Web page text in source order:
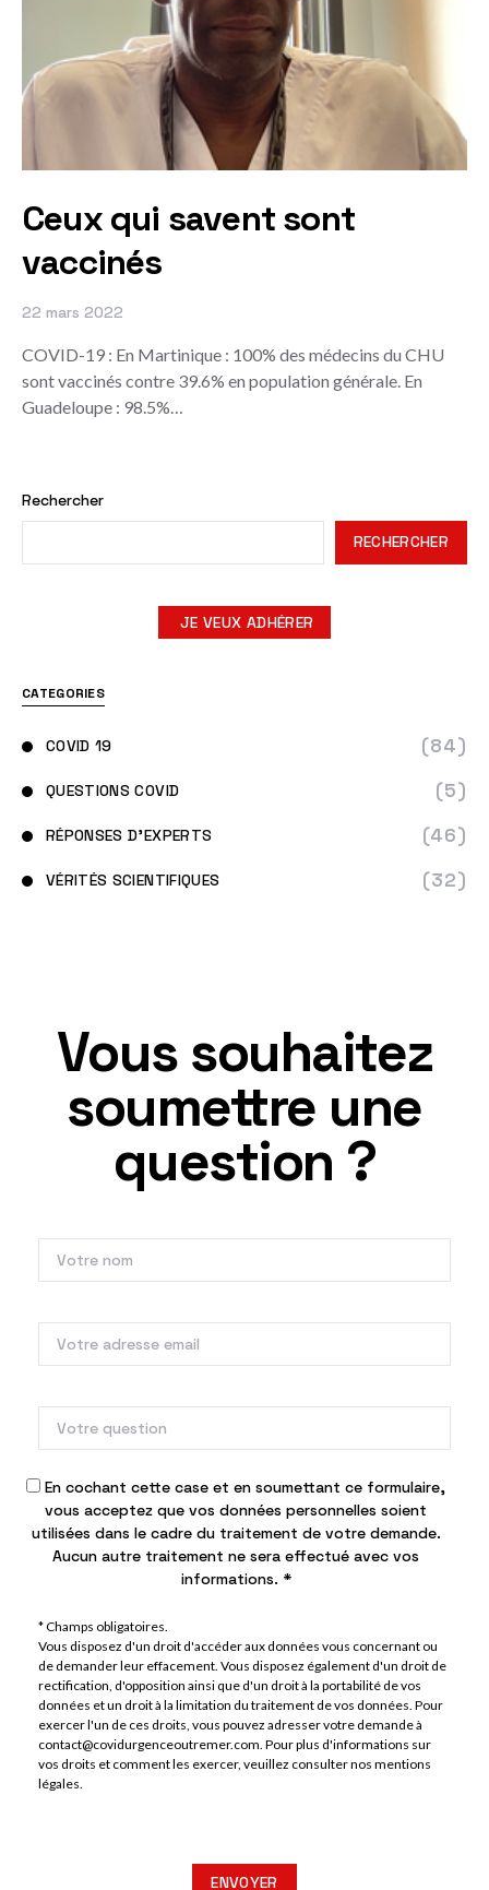
Ceux qui savent sont
vaccinés
22 mars 2022
COVID-19 : En Martinique : 100% des médecins du CHU
sont vaccinés contre 39.6% en population générale. En
Guadeloupe : 98.5%…
Rechercher
RECHERCHER
JE VEUX ADHÉRER
CATEGORIES
COVID 19 (84)
QUESTIONS COVID (5)
RÉPONSES D'EXPERTS (46)
VÉRITÉS SCIENTIFIQUES (32)
Vous souhaitez
soumettre une
question ?
En cochant cette case et en soumettant ce formulaire,
vous acceptez que vos données personnelles soient
utilisées dans le cadre du traitement de votre demande.
Aucun autre traitement ne sera effectué avec vos
informations. *
* Champs obligatoires.
Vous disposez d'un droit d'accéder aux données vous concernant ou
de demander leur effacement. Vous disposez également d'un droit de
rectification, d'opposition ainsi que d'un droit à la portabilité de vos
données et un droit à la limitation du traitement de vos données. Pour
exercer l'un de ces droits, vous pouvez adresser votre demande à
contact@covidurgenceoutremer.com. Pour plus d'informations sur
vos droits et comment les exercer, veuillez consulter nos mentions
légales.